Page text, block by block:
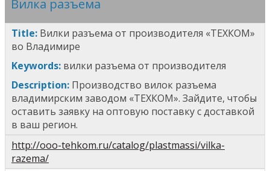
Вилка разъема
Title: Вилки разъема от производителя «ТЕХКОМ»
во Владимире
Keywords: вилки разъема от производителя
Description: Производство вилок разъема
владимирским заводом «ТЕХКОМ». Зайдите, чтобы
оставить заявку на оптовую поставку с доставкой
в ваш регион.
http://ooo-tehkom.ru/catalog/plastmassi/vilka-
razema/